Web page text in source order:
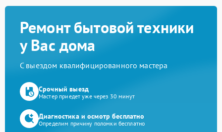
Ремонт бытовой техники
у Вас дома
С выездом квалифицированного мастера
Срочный выезд
Мастер приедет уже через 30 минут
Диагностика и осмотр бесплатно
Определим причину поломки бесплатно